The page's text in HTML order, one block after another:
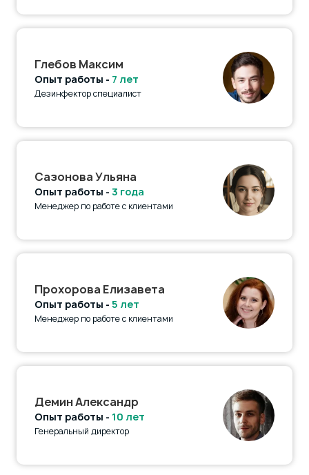
Глебов Максим
Опыт работы - 7 лет
Дезинфектор специалист
Сазонова Ульяна
Опыт работы - 3 года
Менеджер по работе с клиентами
Прохорова Елизавета
Опыт работы - 5 лет
Менеджер по работе с клиентами
Демин Александр
Опыт работы - 10 лет
Генеральный директор